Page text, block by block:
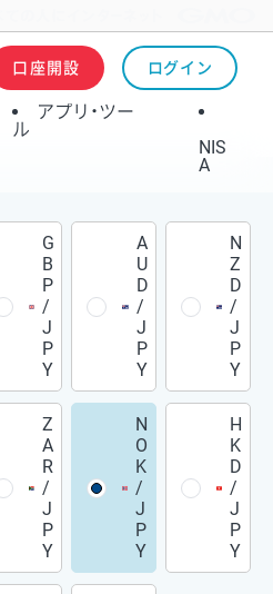
口座開設 ログイン
アプリ・ツー
ル
NIS
A
G
B
P
/
J
P
Y
A
U
D
/
J
P
Y
N
Z
D
/
J
P
Y
Z
A
R
/
J
P
Y
N
O
K
/
J
P
Y
H
K
D
/
J
P
Y